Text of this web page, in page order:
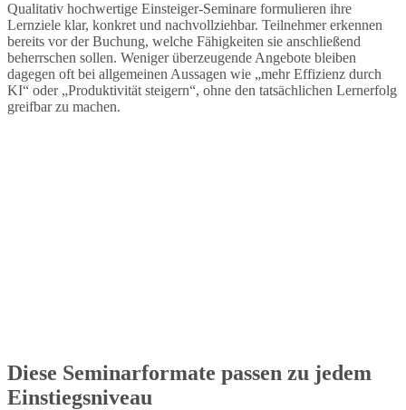
Qualitativ hochwertige Einsteiger-Seminare formulieren ihre
Lernziele klar, konkret und nachvollziehbar. Teilnehmer erkennen
bereits vor der Buchung, welche Fähigkeiten sie anschließend
beherrschen sollen. Weniger überzeugende Angebote bleiben
dagegen oft bei allgemeinen Aussagen wie „mehr Effizienz durch
KI“ oder „Produktivität steigern“, ohne den tatsächlichen Lernerfolg
greifbar zu machen.
Diese Seminarformate passen zu jedem
Einstiegsniveau